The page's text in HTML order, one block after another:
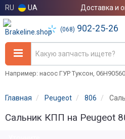
RU UA Доставка и
(068) 902-25-26
Например: насос ГУР Туксон,
Главная Peugeot 806
Сальник КПП на Peugeot